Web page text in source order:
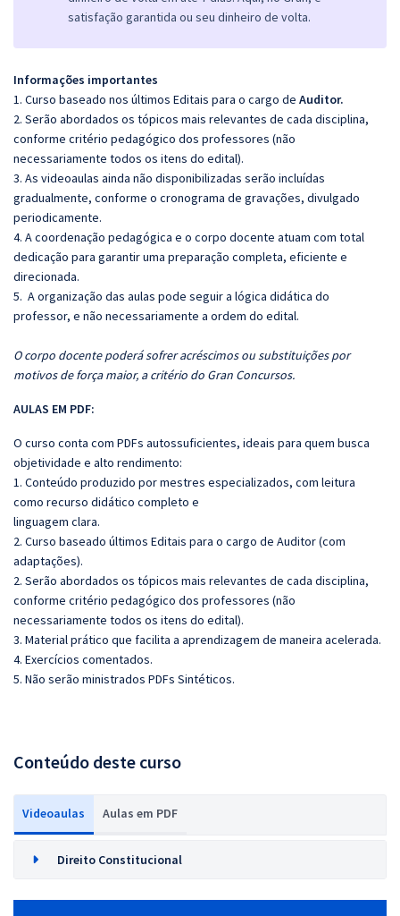
satisfação garantida ou seu dinheiro de volta.
Informações importantes
1. Curso baseado nos últimos Editais para o cargo de Auditor.
2. Serão abordados os tópicos mais relevantes de cada disciplina,
conforme critério pedagógico dos professores (não
necessariamente todos os itens do edital).
3. As videoaulas ainda não disponibilizadas serão incluídas
gradualmente, conforme o cronograma de gravações, divulgado
periodicamente.
4. A coordenação pedagógica e o corpo docente atuam com total
dedicação para garantir uma preparação completa, eficiente e
direcionada.
5. A organização das aulas pode seguir a lógica didática do
professor, e não necessariamente a ordem do edital.
O corpo docente poderá sofrer acréscimos ou substituições por
motivos de força maior, a critério do Gran Concursos.
AULAS EM PDF:
O curso conta com PDFs autossuficientes, ideais para quem busca
objetividade e alto rendimento:
1. Conteúdo produzido por mestres especializados, com leitura
como recurso didático completo e
linguagem clara.
2. Curso baseado últimos Editais para o cargo de Auditor (com
adaptações).
2. Serão abordados os tópicos mais relevantes de cada disciplina,
conforme critério pedagógico dos professores (não
necessariamente todos os itens do edital).
3. Material prático que facilita a aprendizagem de maneira acelerada.
4. Exercícios comentados.
5. Não serão ministrados PDFs Sintéticos.
Conteúdo deste curso
Videoaulas Aulas em PDF
Direito Constitucional